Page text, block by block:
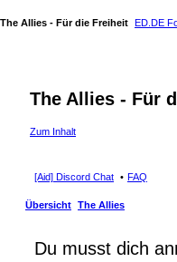
The Allies - Für die Freiheit ED.DE
The Allies - Für
Zum Inhalt
[Aid] Discord Chat FAQ
Übersicht The Allies
Du musst dich